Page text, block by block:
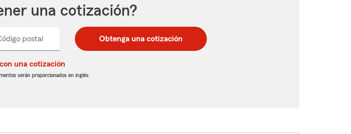
una cotización?
postal
postal
de
postal
de
Obtenga una cotización
una cotización
serán proporcionados en inglés.